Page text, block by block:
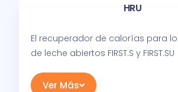
HRU
El recuperador de calorías para
de leche abiertos FIRST.S y FIRST.SU
Ver Más